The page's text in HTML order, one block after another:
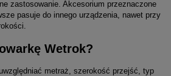
zastosowanie. Akcesorium przeznaczone
pasuje do innego urządzenia, nawet przy
Wetrok?
metraż, szerokość przejść, typ